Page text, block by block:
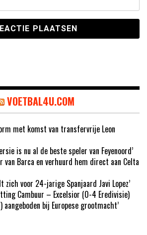
VOETBAL4U.COM
met komst van transfervrije Leon
is nu al de beste speler van Feyenoord’
van Barca en verhuurd hem direct aan Celta
zich voor 24-jarige Spanjaard Javi Lopez’
Cambuur – Excelsior (0-4 Eredivisie)
aangeboden bij Europese grootmacht’